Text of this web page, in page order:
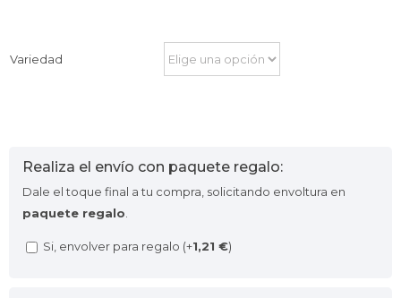
Variedad
Realiza el envío con paquete regalo:
Dale el toque final a tu compra, solicitando envoltura en
paquete regalo
Si, envolver para regalo (+1,21 €)